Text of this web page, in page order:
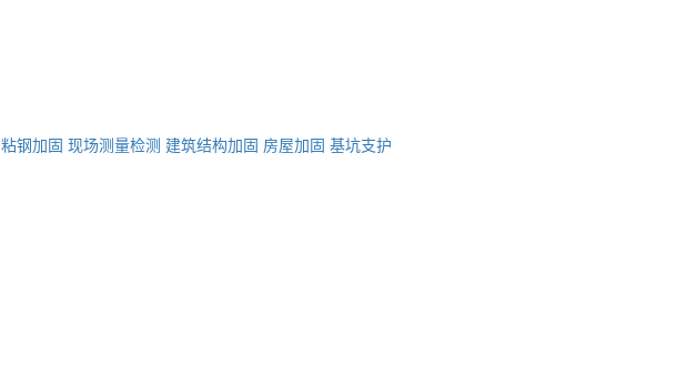
粘钢加固 现场测量检测 建筑结构加固 房屋加固 基坑支护